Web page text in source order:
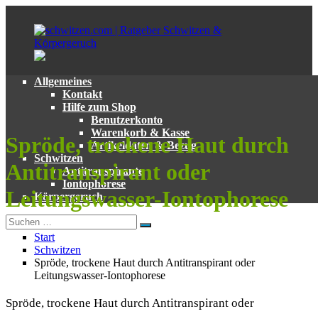
springen
schwitzen.com
&
Körpergeruch
und
Körpergeruch
Allgemeines
Kontakt
Hilfe zum Shop
Benutzerkonto
Warenkorb & Kasse
Artikeldaten & Bezug
Schwitzen
Antitranspirante
Iontophorese
Körpergeruch
Suchen
nach:
Suchen
Spröde, trockene Haut durch
Antitranspirant oder
Leitungswasser-Iontophorese
Start
Schwitzen
Spröde, trockene Haut durch Antitranspirant oder
Leitungswasser-Iontophorese
Spröde, trockene Haut durch Antitranspirant oder